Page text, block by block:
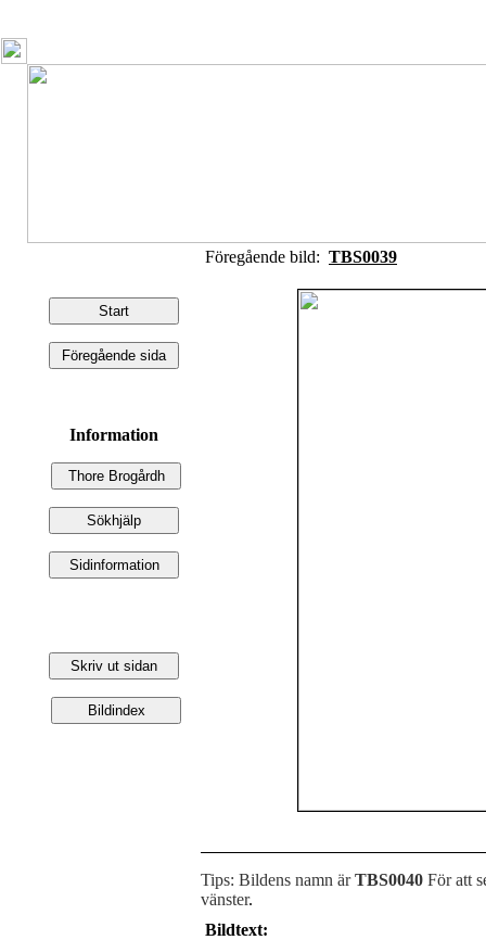
Information
Föregående bild: TBS0039
Tips: Bildens namn ärTBS0040 För att
vänster.
Bildtext: